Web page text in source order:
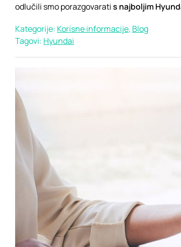
odlučili smo porazgovaratis najboljim
Kategorije: Korisne informacije, Blog
Tagovi: Hyundai